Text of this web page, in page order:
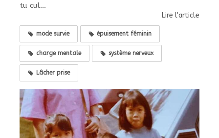
tu cul...
Lire l'article
mode survie épuisement féminin
charge mentale système nerveux
Lâcher prise